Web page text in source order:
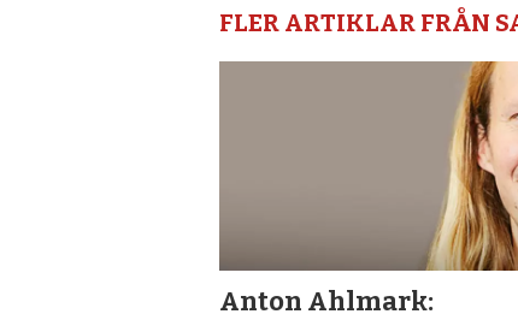
FLER ARTIKLAR FRÅN
Anton Ahlmark: